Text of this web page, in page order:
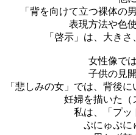
「背を向けて立つ裸体の
表現方法や色
「啓示」は、大き
女性像で
子供の見
「悲しみの女」では、背後
妊婦を描いた（
私は、「プッ
ぷにゅぷに